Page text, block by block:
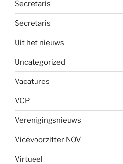
Secretaris
Secretaris
Uit het nieuws
Uncategorized
Vacatures
VCP
Verenigingsnieuws
Vicevoorzitter NOV
Virtueel